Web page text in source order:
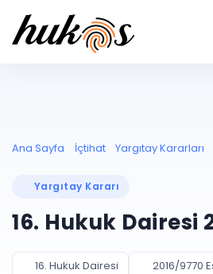
Ana Sayfa İçtihat Yargıtay Kararları
Yargıtay Kararı
16. Hukuk Dairesi
16. Hukuk Dairesi 2016/9770